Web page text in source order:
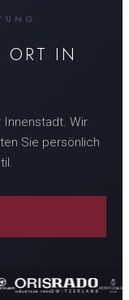
ORT IN
Innenstadt. Wir
Sie persönlich